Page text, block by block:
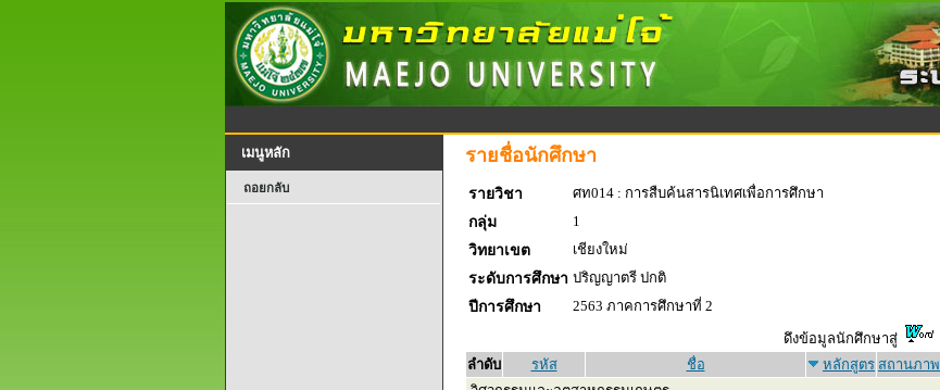
เมนูหลัก
ถอยกลับ
รายชื่อนักศึกษา
รายวิชา
ศท014 : การสืบค้นสารนิเทศเพื่อการศึกษา
กลุ่ม
1
วิทยาเขต
เชียงใหม่
ระดับการศึกษา ปริญญาตรี ปกติ
ปีการศึกษา
2563 ภาคการศึกษาที่ 2
ดึงข้อมูลนักศึกษาสู่
ลำดับ
รหัส ชื่อ หลักสูตร สถานภาพ